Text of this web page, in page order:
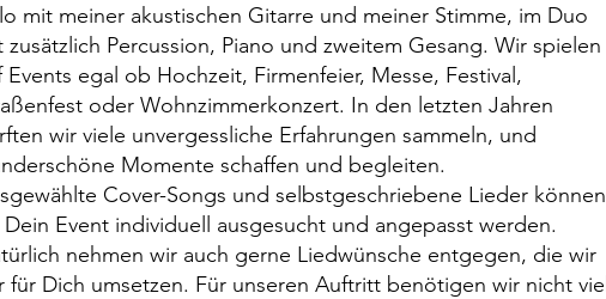
mit meiner akustischen Gitarre und meiner Stimme, im Duo
zusätzlich Percussion, Piano und zweitem Gesang. Wir spielen
Events egal ob Hochzeit, Firmenfeier, Messe, Festival,
oder Wohnzimmerkonzert. In den letzten Jahren
wir viele unvergessliche Erfahrungen sammeln, und
Momente schaffen und begleiten.
Cover-Songs und selbstgeschriebene Lieder können
Event individuell ausgesucht und angepasst werden.
nehmen wir auch gerne Liedwünsche entgegen, die wir
für Dich umsetzen. Für unseren Auftritt benötigen wir nicht viel